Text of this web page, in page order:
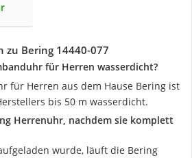
zu Bering 14440-077
für Herren wasserdicht?
für Herren aus dem Hause Bering ist
bis 50 m wasserdicht.
Herrenuhr, nachdem sie komplett
wurde, läuft die Bering